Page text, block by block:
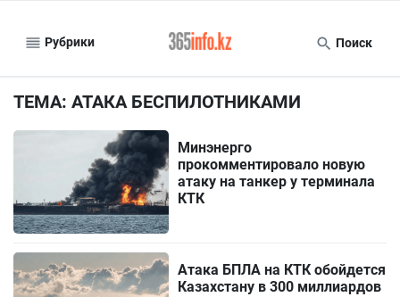
Рубрики Поиск
ТЕМА: АТАКА БЕСПИЛОТНИКАМИ
Минэнерго
прокомментировало новую
атаку на танкер у терминала
КТК
Атака БПЛА на КТК обойдется
Казахстану в 300 миллиардов